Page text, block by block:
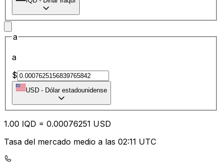
a
a
$
USD - Dólar estadounidense
1.00 IQD = 0.00076251 USD
Tasa del mercado medio a las 02:11 UTC